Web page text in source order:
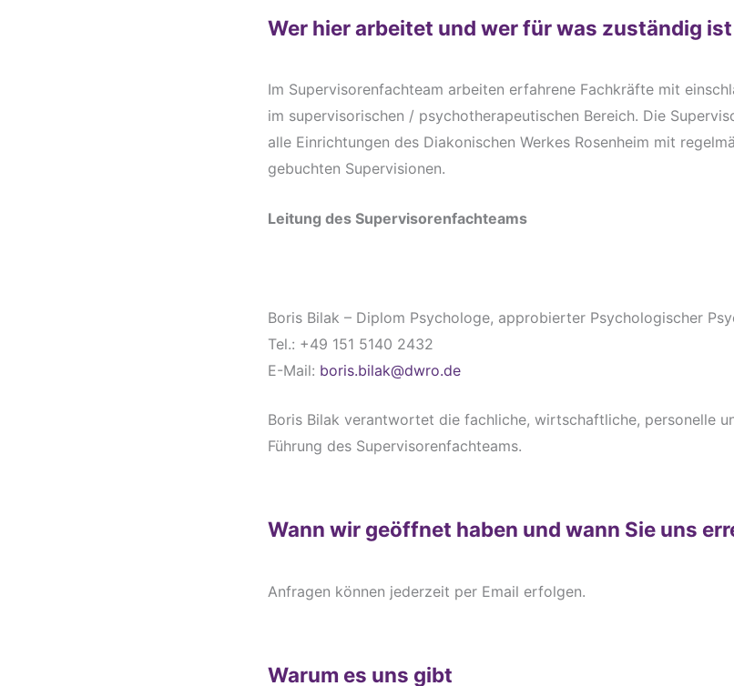
Wer hier arbeitet und wer für was zuständig ist
Im Supervisorenfachteam arbeiten erfahrene Fachkräfte mit
im supervisorischen / psychotherapeutischen Bereich. Die
alle Einrichtungen des Diakonischen Werkes Rosenheim mit
gebuchten Supervisionen.
Leitung des Supervisorenfachteams
Boris Bilak – Diplom Psychologe, approbierter Psychologischer
Tel.: +49 151 5140 2432
E-Mail: boris.bilak@dwro.de
Boris Bilak verantwortet die fachliche, wirtschaftliche, personelle
Führung des Supervisorenfachteams.
Wann wir geöffnet haben und wann Sie uns
Anfragen können jederzeit per Email erfolgen.
Warum es uns gibt